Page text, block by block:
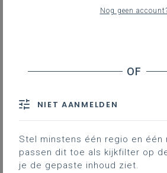
voor leerling en
Didactisch voordeel bij de inzet van
praktijk
Training: werken met WPS
Koppeling maken met lassymbolen
Voorbeelden
Nog geen
NIET AANMELDEN
Stel minstens één regio en één
passen dit toe als kijkfilter op
je de gepaste inhoud ziet.